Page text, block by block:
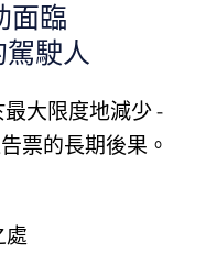
面臨
駛人
大限度地減少 -
票的長期後果。
處